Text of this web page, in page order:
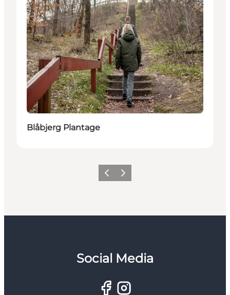
Blåbjerg Plantage
ForrigeNæste
Social Media